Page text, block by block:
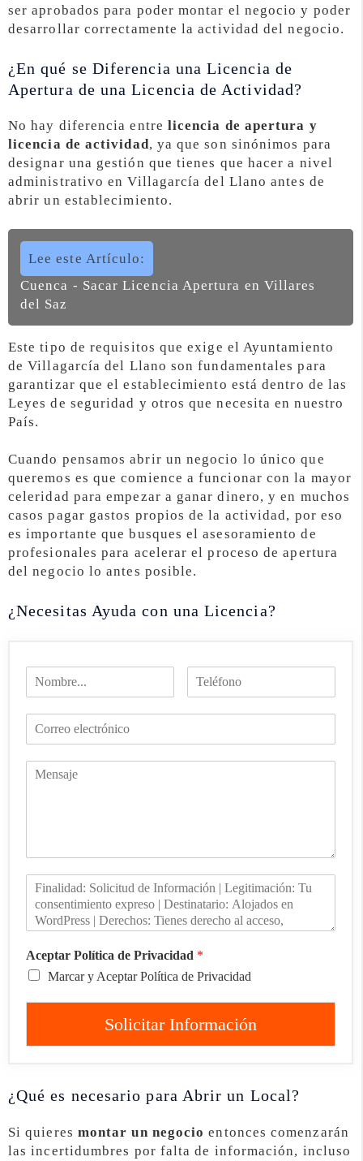
ser aprobados para poder montar el negocio y poder
desarrollar correctamente la actividad del negocio.
¿En qué se Diferencia una Licencia de
Apertura de una Licencia de Actividad?
No hay diferencia entre licencia de apertura y
licencia de actividad, ya que son sinónimos para
designar una gestión que tienes que hacer a nivel
administrativo en Villagarcía del Llano antes de
abrir un establecimiento.
Lee este Artículo:
Cuenca - Sacar Licencia Apertura en Villares
del Saz
Este tipo de requisitos que exige el Ayuntamiento
de Villagarcía del Llano son fundamentales para
garantizar que el establecimiento está dentro de las
Leyes de seguridad y otros que necesita en nuestro
País.
Cuando pensamos abrir un negocio lo único que
queremos es que comience a funcionar con la mayor
celeridad para empezar a ganar dinero, y en muchos
casos pagar gastos propios de la actividad, por eso
es importante que busques el asesoramiento de
profesionales para acelerar el proceso de apertura
del negocio lo antes posible.
¿Necesitas Ayuda con una Licencia?
Aceptar Política de Privacidad *
Marcar y Aceptar Política de Privacidad
Solicitar Información
¿Qué es necesario para Abrir un Local?
Si quieres montar un negocio entonces comenzarán
las incertidumbres por falta de información, incluso